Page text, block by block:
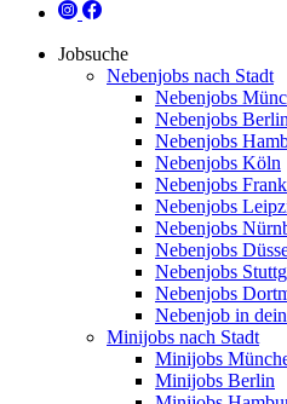
Jobsuche
Nebenjobs nach Stadt
Nebenjobs
Nebenjobs Berlin
Nebenjobs
Nebenjobs Köln
Nebenjobs
Nebenjobs
Nebenjobs
Nebenjobs
Nebenjobs
Nebenjobs
Nebenjob in
Minijobs nach Stadt
Minijobs
Minijobs Berlin